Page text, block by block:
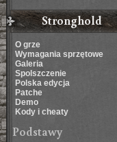
Stronghold
O grze
Wymagania sprzętowe
Galeria
Spolszczenie
Polska edycja
Patche
Demo
Kody i cheaty
Podstawy